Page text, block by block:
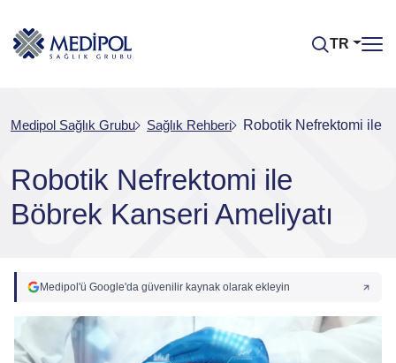
TR
Medipol Sağlık Grubu Sağlık Rehberi Robotik Nefrektomi ile
Robotik Nefrektomi ile
Böbrek Kanseri Ameliyatı
Medipol'ü Google'da güvenilir kaynak olarak ekleyin